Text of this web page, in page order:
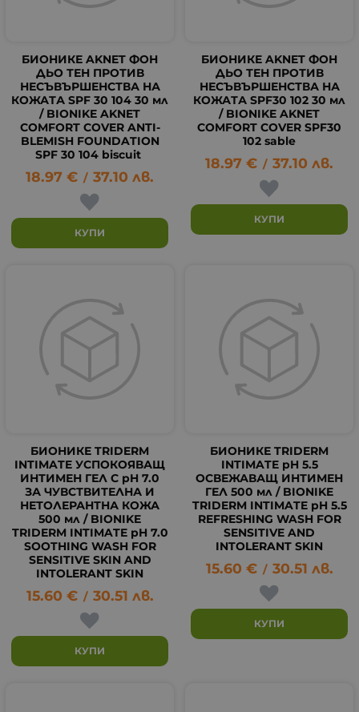
БИОНИКЕ AKNET ФОН
ДЬО ТЕН ПРОТИВ
НЕСЪВЪРШЕНСТВА НА
КОЖАТА SPF 30 104 30 мл
/ BIONIKE AKNET
COMFORT COVER ANTI-
BLEMISH FOUNDATION
SPF 30 104 biscuit
18.97 € / 37.10 лв.
КУПИ
БИОНИКЕ AKNET ФОН
ДЬО ТЕН ПРОТИВ
НЕСЪВЪРШЕНСТВА НА
КОЖАТА SPF30 102 30 мл
/ BIONIKE AKNET
COMFORT COVER SPF30
102 sable
18.97 € / 37.10 лв.
КУПИ
БИОНИКЕ TRIDERM
INTIMATE УСПОКОЯВАЩ
ИНТИМЕН ГЕЛ С pH 7.0
ЗА ЧУВСТВИТЕЛНА И
НЕТОЛЕРАНТНА КОЖА
500 мл / BIONIKE
TRIDERM INTIMATE pH 7.0
SOOTHING WASH FOR
SENSITIVE SKIN AND
INTOLERANT SKIN
15.60 € / 30.51 лв.
КУПИ
БИОНИКЕ TRIDERM
INTIMATE pH 5.5
ОСВЕЖАВАЩ ИНТИМЕН
ГЕЛ 500 мл / BIONIKE
TRIDERM INTIMATE pH 5.5
REFRESHING WASH FOR
SENSITIVE AND
INTOLERANT SKIN
15.60 € / 30.51 лв.
КУПИ